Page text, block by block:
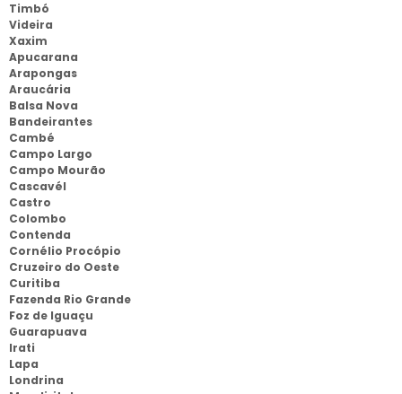
Timbó
Videira
Xaxim
Apucarana
Arapongas
Araucária
Balsa Nova
Bandeirantes
Cambé
Campo Largo
Campo Mourão
Cascavél
Castro
Colombo
Contenda
Cornélio Procópio
Cruzeiro do Oeste
Curitiba
Fazenda Rio Grande
Foz de Iguaçu
Guarapuava
Irati
Lapa
Londrina